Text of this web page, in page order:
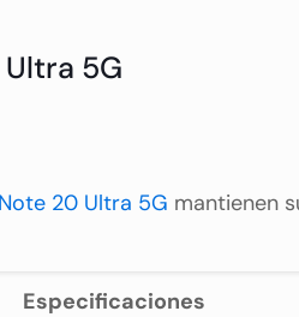
5G
20 Ultra 5G mantienen
Especificaciones